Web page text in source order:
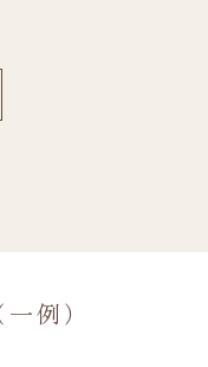
例）